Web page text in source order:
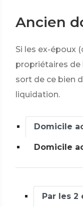
Ancien
Si les ex-époux
propriétaires de
sort de ce bien
liquidation.
Domicile
Domicile
Par les 2